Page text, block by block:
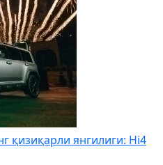
қизиқарли янгилиги: Hi4